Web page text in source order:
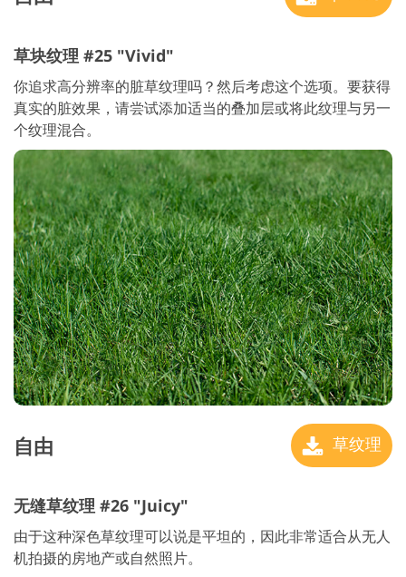
草块纹理 #25 "Vivid"
你追求高分辨率的脏草纹理吗？然后考虑这个选项。要获得
真实的脏效果，请尝试添加适当的叠加层或将此纹理与另一
个纹理混合。
自由 草纹理
无缝草纹理 #26 "Juicy"
由于这种深色草纹理可以说是平坦的，因此非常适合从无人
机拍摄的房地产或自然照片。